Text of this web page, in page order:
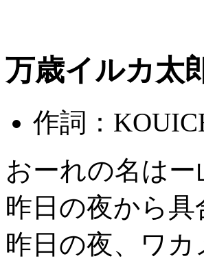
万歳イルカ太
作詞：
おーれの名は
昨日の夜から具
昨日の夜、ワ